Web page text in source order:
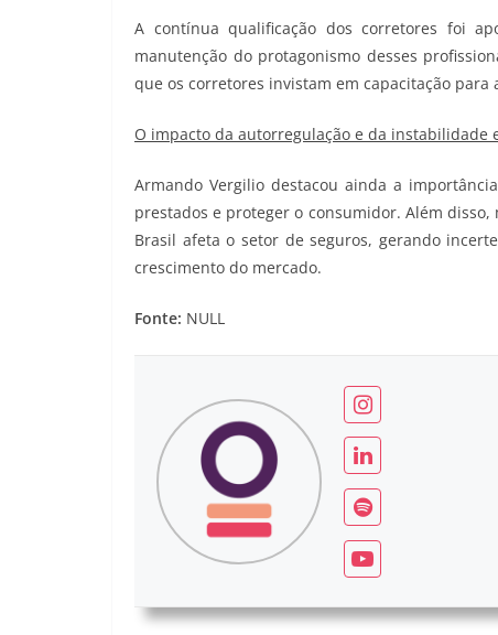
A contínua qualificação dos corretores foi
manutenção do protagonismo desses
que os corretores invistam em capacitação para
O impacto da autorregulação e da instabilidade
Armando Vergilio destacou ainda a
prestados e proteger o consumidor. Além
Brasil afeta o setor de seguros, gerando
crescimento do mercado.
Fonte: NULL